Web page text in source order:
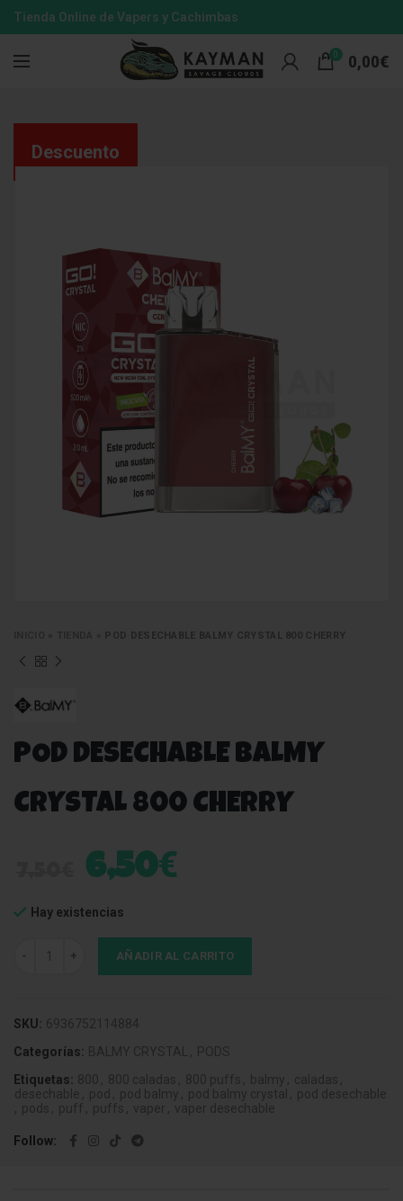
Tienda Online de Vapers y Cachimbas
0 0,00€
Descuento
POD DESECHABLE BALMY CRYSTAL 800 CHERRY
POD DESECHABLE BALMY
CRYSTAL 800 CHERRY
6,50€
Hay existencias
Pod Desechable Balmy Crystal 800 Cherry cantidad
AÑADIR AL CARRITO
SKU: 6936752114884
Categorías: BALMY CRYSTAL , PODS
Etiquetas: 800 , 800 caladas , 800 puffs , balmy , caladas ,
desechable , pod , pod balmy , pod balmy crystal , pod desechable
, pods , puff , puffs , vaper , vaper desechable
Follow